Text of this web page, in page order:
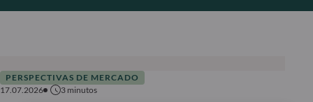
PERSPECTIVAS DE MERCADO
17.07.2026
3 minutos